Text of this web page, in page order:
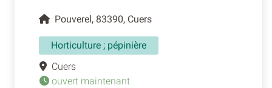
Pouverel, 83390, Cuers
Horticulture ; pépinière
Cuers
ouvert maintenant